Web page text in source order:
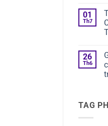
01
Th7
26
Th6
TAG